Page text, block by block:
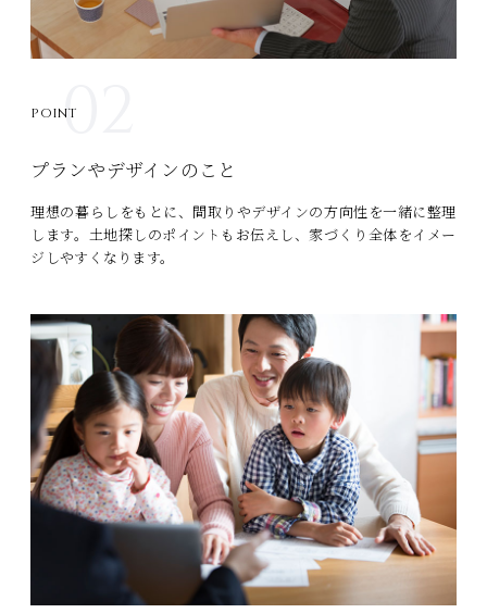
POINT02
プランやデザインのこと
理想の暮らしをもとに、間取りやデザインの方向性を一緒に整理
します。土地探しのポイントもお伝えし、家づくり全体をイメー
ジしやすくなります。